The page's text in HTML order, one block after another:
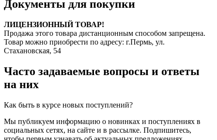
Документы для покупки
ЛИЦЕНЗИОННЫЙ ТОВАР!
Продажа этого товара дистанционным способом запрещена.
Товар можно приобрести по адресу: г.Пермь, ул.
Стахановская, 54
Часто задаваемые вопросы и ответы
на них
Как быть в курсе новых поступлений?
Мы публикуем информацию о новинках и поступлениях в
социальных сетях, на сайте и в рассылке. Подпишитесь,